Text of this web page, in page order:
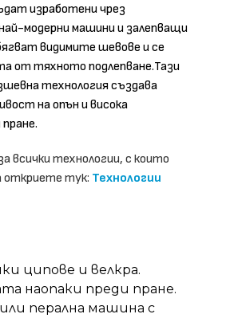
изработени чрез
модерни машини и залепващи
видимите шевове и се
от тяхното подлепване.Тази
технология създава
на опън и висока
всички технологии, с които
откриете тук: Технологии
ципове и велкра.
наопаки преди пране.
перална машина с